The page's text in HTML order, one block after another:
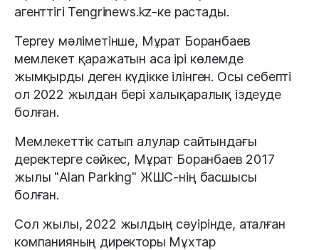
агенттігі Tengrinews.kz-ке растады.
Тергеу мәліметінше, Мұрат Боранбаев
мемлекет қаражатын аса ірі көлемде
жымқырды деген күдікке ілінген. Осы себепті
ол 2022 жылдан бері халықаралық іздеуде
болған.
Мемлекеттік сатып алулар сайтындағы
деректерге сәйкес, Мұрат Боранбаев 2017
жылы "Alan Parking" ЖШС-нің басшысы
болған.
Сол жылы, 2022 жылдың сәуірінде, аталған
компанияның директоры Мұхтар